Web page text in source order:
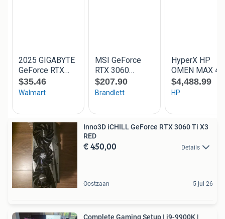
Inno3D iCHILL GeForce RTX 3060 Ti X3
RED
€ 450,00 Details
Oostzaan 5 jul 26
Complete Gaming Setup | i9-9900K |